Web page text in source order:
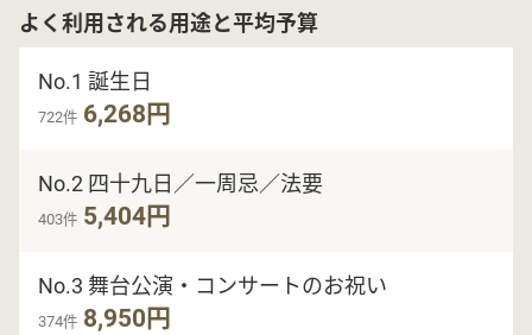
よく利用される用途と平均予算
No.1 誕生日
722件 6,268円
No.2 四十九日／一周忌／法要
403件 5,404円
No.3 舞台公演・コンサートのお祝い
374件 8,950円